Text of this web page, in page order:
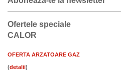
Ofertele speciale
CALOR
OFERTA ARZATOARE GAZ
( )